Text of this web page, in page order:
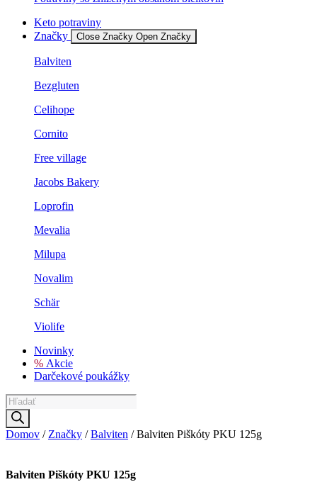
Keto potraviny
Značky
Close Značky Open Značky
Balviten
Bezgluten
Celihope
Cornito
Free village
Jacobs Bakery
Loprofin
Mevalia
Milupa
Novalim
Schär
Violife
Novinky
% Akcie
Darčekové poukážky
Products
search
Domov / Značky /Balviten / Balviten Piškóty PKU 125g
Balviten Piškóty PKU 125g